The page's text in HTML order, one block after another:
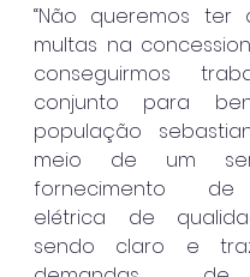
“Não queremos ter
multas na
conseguirmos
conjunto para
população
meio de um
fornecimento
elétrica de
sendo claro e